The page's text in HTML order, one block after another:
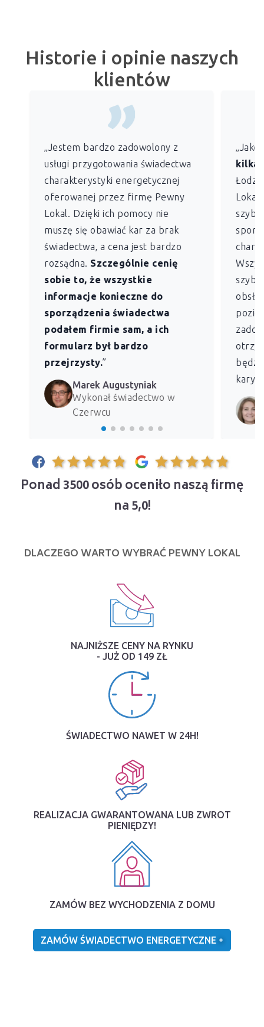
Historie i opinie naszych
klientów
„Jestem bardzo zadowolony z
usługi przygotowania świadectwa
charakterystyki energetycznej
oferowanej przez firmę Pewny
Lokal. Dzięki ich pomocy nie
muszę się obawiać kar za brak
świadectwa, a cena jest bardzo
rozsądna. Szczególnie cenię
sobie to, że wszystkie
informacje konieczne do
sporządzenia świadectwa
podałem firmie sam, a ich
formularz był bardzo
przejrzysty.”
Marek Augustyniak
Wykonał świadectwo w
Czerwcu
„Jako
Łodzi)
Lokal
kary
Ponad 3500 osób oceniło naszą firmę
na 5,0!
DLACZEGO WARTO WYBRAĆ PEWNY LOKAL
NAJNIŻSZE CENY NA RYNKU
- JUŻ OD 149 ZŁ
ŚWIADECTWO NAWET W 24H!
REALIZACJA GWARANTOWANA LUB ZWROT
PIENIĘDZY!
ZAMÓW BEZ WYCHODZENIA Z DOMU
ZAMÓW ŚWIADECTWO ENERGETYCZNE